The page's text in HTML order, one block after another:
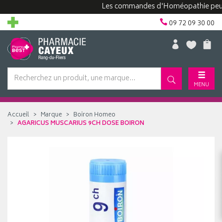
Les commandes d'Homéopathie
09 72 09 30 00
MENU
Accueil Marque
Boiron Homeo
AGARICUS MUSCARIUS 9CH DOSE BOIRON